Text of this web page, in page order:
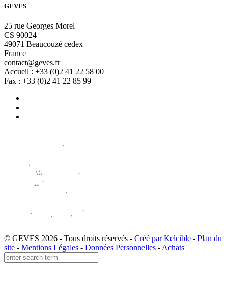
GEVES
25 rue Georges Morel
CS 90024
49071 Beaucouzé cedex
France
contact@geves.fr
Accueil : +33 (0)2 41 22 58 00
Fax : +33 (0)2 41 22 85 99
© GEVES 2026 - Tous droits réservés - Créé par Kelcible - Plan du
site - Mentions Légales - Données Personnelles - Achats